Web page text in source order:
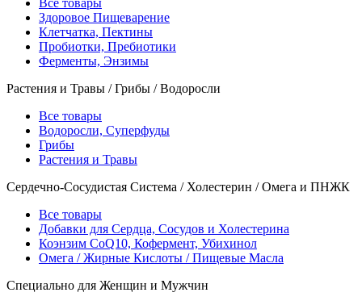
Все товары
Здоровое Пищеварение
Клетчатка, Пектины
Пробиотки, Пребиотики
Ферменты, Энзимы
Растения и Травы / Грибы / Водоросли
Все товары
Водоросли, Суперфуды
Грибы
Растения и Травы
Сердечно-Сосудистая Система / Холестерин / Омега и ПНЖК
Все товары
Добавки для Сердца, Сосудов и Холестерина
Коэнзим CoQ10, Кофермент, Убихинол
Омега / Жирные Кислоты / Пищевые Масла
Специально для Женщин и Мужчин